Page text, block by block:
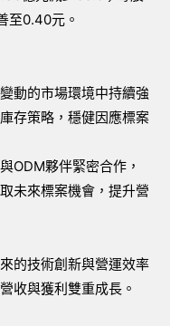
至0.40元。
動的市場環境中持續強
存策略，穩健因應標案
ODM夥伴緊密合作，
未來標案機會，提升營
的技術創新與營運效率
收與獲利雙重成長。